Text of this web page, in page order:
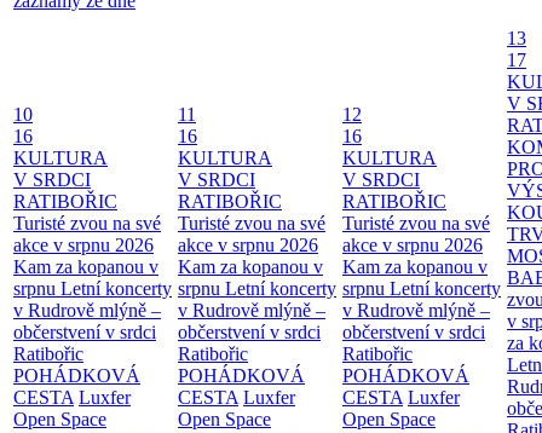
10
16
KULTURA
V SRDCI
RATIBOŘIC
Turisté zvou na své
akce v srpnu 2026
Kam za kopanou v
srpnu Letní koncerty
v Rudrově mlýně –
občerstvení v srdci
Ratibořic
POHÁDKOVÁ
CESTA Luxfer
Open Space
11
16
KULTURA
V SRDCI
RATIBOŘIC
Turisté zvou na své
akce v srpnu 2026
Kam za kopanou v
srpnu Letní koncerty
v Rudrově mlýně –
občerstvení v srdci
Ratibořic
POHÁDKOVÁ
CESTA Luxfer
Open Space
12
16
KULTURA
V SRDCI
RATIBOŘIC
Turisté zvou na své
akce v srpnu 2026
Kam za kopanou v
srpnu Letní koncerty
v Rudrově mlýně –
občerstvení v srdci
Ratibořic
POHÁDKOVÁ
CESTA Luxfer
Open Space
13
17
V
v
za